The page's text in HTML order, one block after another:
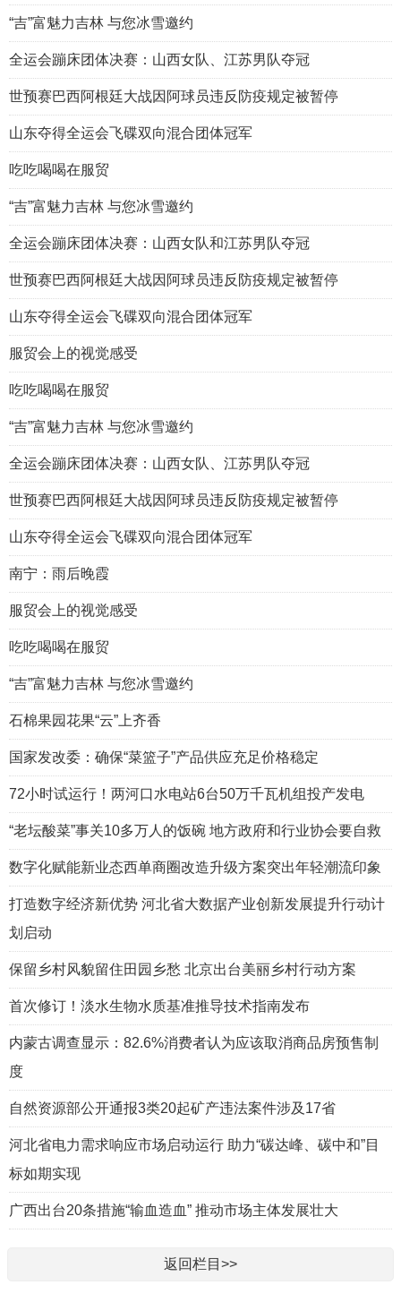
“吉”富魅力吉林 与您冰雪邀约
全运会蹦床团体决赛：山西女队、江苏男队夺冠
世预赛巴西阿根廷大战因阿球员违反防疫规定被暂停
山东夺得全运会飞碟双向混合团体冠军
吃吃喝喝在服贸
“吉”富魅力吉林 与您冰雪邀约
全运会蹦床团体决赛：山西女队和江苏男队夺冠
世预赛巴西阿根廷大战因阿球员违反防疫规定被暂停
山东夺得全运会飞碟双向混合团体冠军
服贸会上的视觉感受
吃吃喝喝在服贸
“吉”富魅力吉林 与您冰雪邀约
全运会蹦床团体决赛：山西女队、江苏男队夺冠
世预赛巴西阿根廷大战因阿球员违反防疫规定被暂停
山东夺得全运会飞碟双向混合团体冠军
南宁：雨后晚霞
服贸会上的视觉感受
吃吃喝喝在服贸
“吉”富魅力吉林 与您冰雪邀约
石棉果园花果“云”上齐香
国家发改委：确保“菜篮子”产品供应充足价格稳定
72小时试运行！两河口水电站6台50万千瓦机组投产发电
“老坛酸菜”事关10多万人的饭碗 地方政府和行业协会要自救
数字化赋能新业态西单商圈改造升级方案突出年轻潮流印象
打造数字经济新优势 河北省大数据产业创新发展提升行动计
划启动
保留乡村风貌留住田园乡愁 北京出台美丽乡村行动方案
首次修订！淡水生物水质基准推导技术指南发布
内蒙古调查显示：82.6%消费者认为应该取消商品房预售制
度
自然资源部公开通报3类20起矿产违法案件涉及17省
河北省电力需求响应市场启动运行 助力“碳达峰、碳中和”目
标如期实现
广西出台20条措施“输血造血” 推动市场主体发展壮大
返回栏目>>